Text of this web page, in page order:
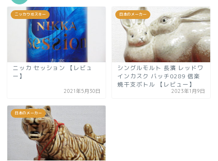
ニッカウヰスキー
ニッカ セッション 【レビュ
ー】
2021年5月30日
日本のメーカー
シングルモルト 長濱 レッドワ
インカスク バッチ0289 信楽
焼干支ボトル 【レビュー】
2023年1月9日
日本のメーカー